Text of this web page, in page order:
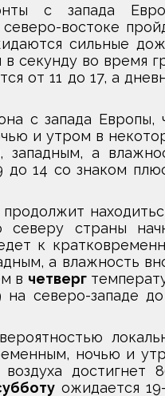
с запада
востоке
сильные
секунду во время
от 11 до 17, а
с запада Европы,
и утром в
западным, а
до 14 со знаком
страны
к
а влажность
в четверг
северо-западе
ночью и
достигнет
ожидается